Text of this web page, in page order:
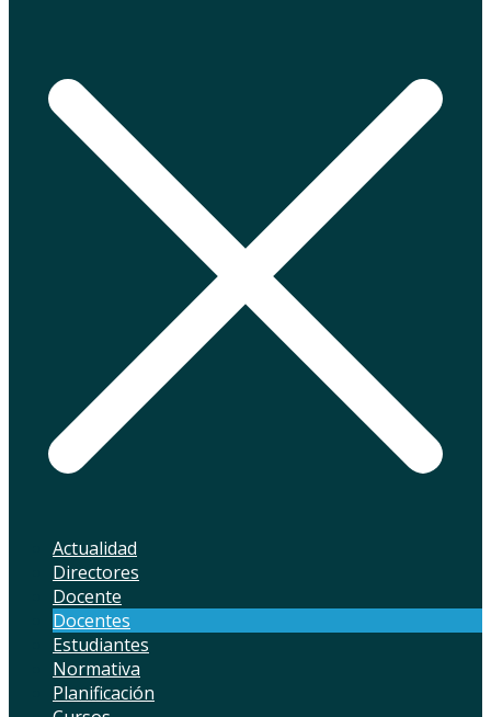
Actualidad
Directores
Docente
Docentes
Estudiantes
Normativa
Planificación